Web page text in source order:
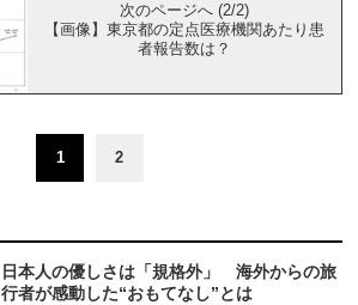
次のページへ (2/2)
【画像】東京都の定点医療機関あたり患
者報告数は？
1 2
日本人の優しさは「規格外」 海外からの旅
行者が感動した“おもてなし”とは